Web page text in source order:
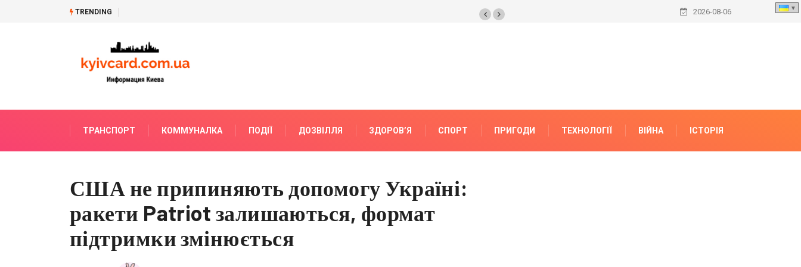
TRENDING
«Резерв+»
з’явиться
нова
штрафу
ТЦК
2026-08-06
ТРАНСПОРТ КОММУНАЛКА ПОДІЇ ДОЗВІЛЛЯ ЗДОРОВ’Я СПОРТ ПРИГОДИ ТЕХНОЛОГІЇ ВІЙНА ІСТОРІЯ
США не припиняють допомогу Україні:
ракети Patriot залишаються, формат
підтримки змінюється